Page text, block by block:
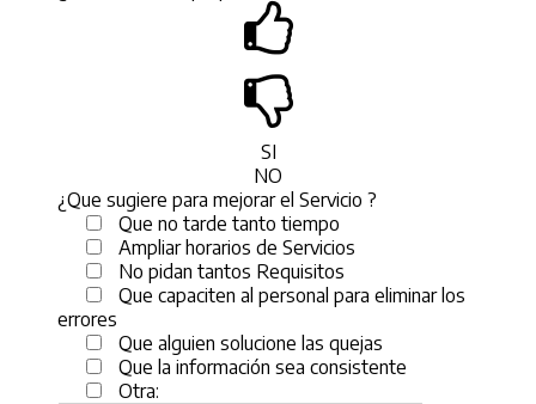
SI
NO
¿Que sugiere para mejorar el Servicio ?
Que no tarde tanto tiempo
Ampliar horarios de Servicios
No pidan tantos Requisitos
Que capaciten al personal para eliminar los
errores
Que alguien solucione las quejas
Que la información sea consistente
Otra: